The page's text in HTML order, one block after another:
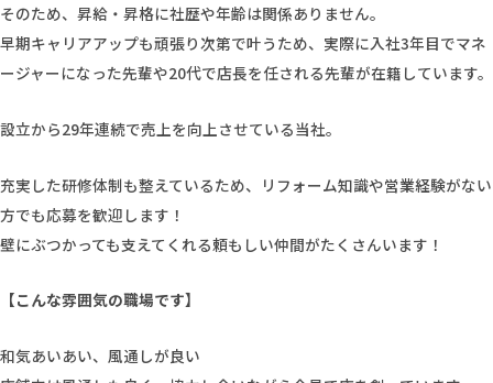
そのため、昇給・昇格に社歴や年齢は関係ありません。
早期キャリアアップも頑張り次第で叶うため、実際に入社3年目でマネ
ージャーになった先輩や20代で店長を任される先輩が在籍しています。
設立から29年連続で売上を向上させている当社。
充実した研修体制も整えているため、リフォーム知識や営業経験がない
方でも応募を歓迎します！
壁にぶつかっても支えてくれる頼もしい仲間がたくさんいます！
【こんな雰囲気の職場です】
和気あいあい、風通しが良い